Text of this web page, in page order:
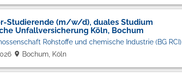
Studierende (m/w/d), duales Studium
Unfallversicherung Köln, Bochum
Rohstoffe und chemische Industrie (BG RCI)
Bochum, Köln